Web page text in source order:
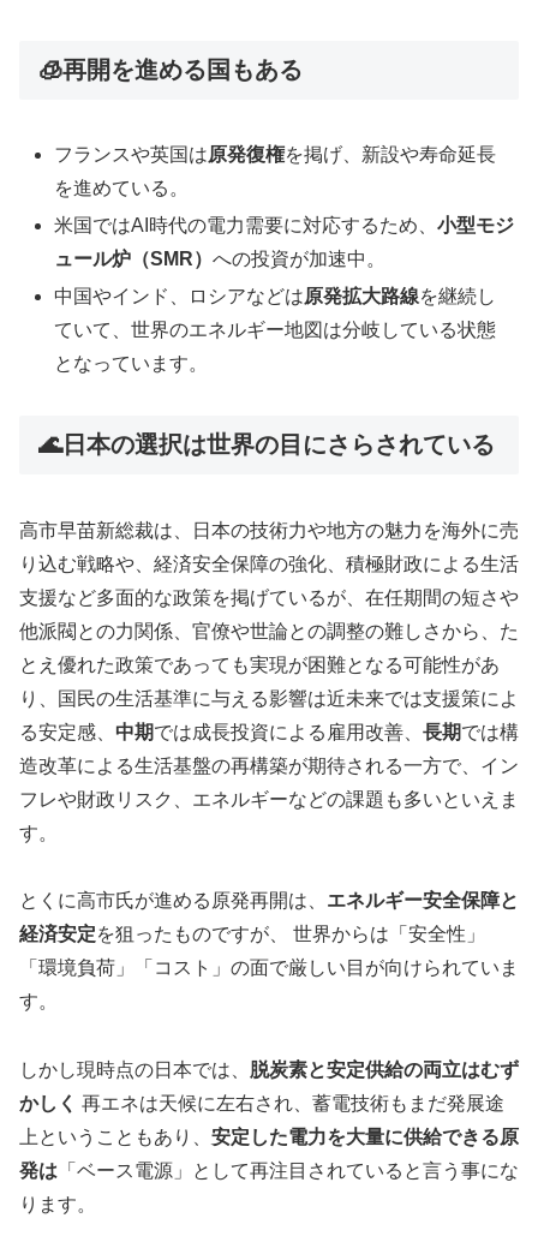
🧊再開を進める国もある
フランスや英国は原発復権を掲げ、新設や寿命延長
を進めている。
米国ではAI時代の電力需要に対応するため、小型モジ
ュール炉（SMR）への投資が加速中。
中国やインド、ロシアなどは原発拡大路線を継続し
ていて、世界のエネルギー地図は分岐している状態
となっています。
🌊日本の選択は世界の目にさらされている
高市早苗新総裁は、日本の技術力や地方の魅力を海外に売
り込む戦略や、経済安全保障の強化、積極財政による生活
支援など多面的な政策を掲げているが、在任期間の短さや
他派閥との力関係、官僚や世論との調整の難しさから、た
とえ優れた政策であっても実現が困難となる可能性があ
り、国民の生活基準に与える影響は近未来では支援策によ
る安定感、 中期では成長投資による雇用改善、 長期では構
造改革による生活基盤の再構築が期待される一方で、イン
フレや財政リスク、エネルギーなどの課題も多いといえま
す。
とくに高市氏が進める原発再開は、 エネルギー安全保障と
経済安定を狙ったものですが、 世界からは「安全性」
「環境負荷」「コスト」の面で厳しい目が向けられていま
す。
しかし現時点の日本では、 脱炭素と安定供給の両立はむず
かしく 再エネは天候に左右され、蓄電技術もまだ発展途
上ということもあり、 安定した電力を大量に供給できる原
発は 「ベース電源」として再注目されていると言う事にな
ります。